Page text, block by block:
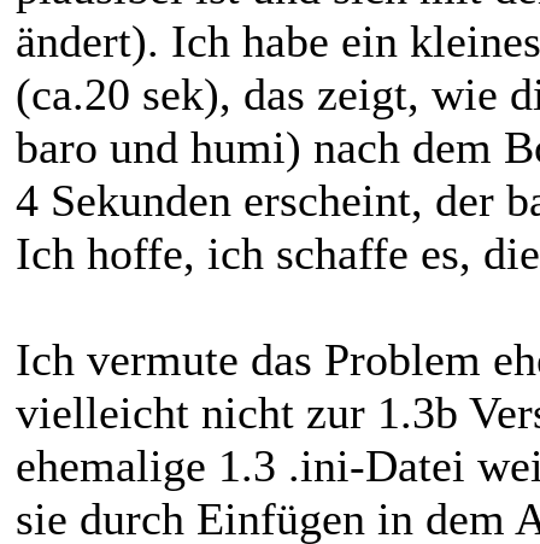
ändert). Ich habe ein
(ca.20 sek), das zeigt, wie
baro und humi) nach dem
4 Sekunden erscheint, der
Ich hoffe, ich schaffe es,
Ich vermute das Problem
vielleicht nicht zur 1.3b
ehemalige 1.3 .ini-Datei
sie durch Einfügen in dem